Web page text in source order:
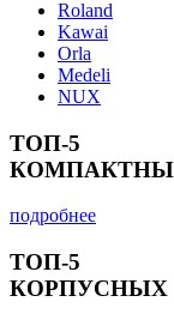
Roland
Kawai
Orla
Medeli
NUX
ТОП-5
подробнее
ТОП-5
КОРПУСНЫХ